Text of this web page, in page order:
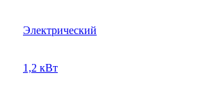
Электрический
1,2 кВт